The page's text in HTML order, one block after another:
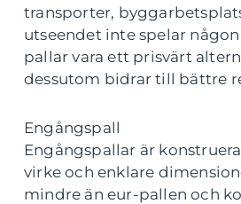
transporter,
utseendet inte spelar
pallar vara ett prisvärt
dessutom bidrar till bättre
Engångspall
Engångspallar är
virke och enklare
mindre än eur-pallen och